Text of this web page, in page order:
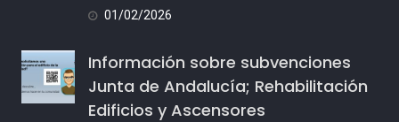
01/02/2026
Información sobre subvenciones
Junta de Andalucía; Rehabilitación
Edificios y Ascensores